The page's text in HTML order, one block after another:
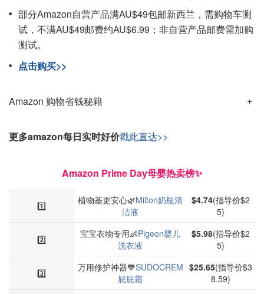
部分Amazon自营产品满AU$49包邮新西兰，需购物车测
试，不满AU$49邮费约AU$6.99；非自营产品邮费需加购
测试。
点击购买>>
Amazon 购物省钱秘籍
更多amazon每日实时好价戳此直达>>
Amazon Prime Day母婴热卖榜✨
1️⃣ 植物基更安心🌿Milton奶瓶清
洁液
$4.74(指导价$2
5)
2️⃣ 宝宝衣物专用👶Pigeon婴儿
洗衣液
$5.98(指导价$2
5)
3️⃣ 万用修护神器💙SUDOCREM
屁屁霜
$25.65(指导价$3
8.59)